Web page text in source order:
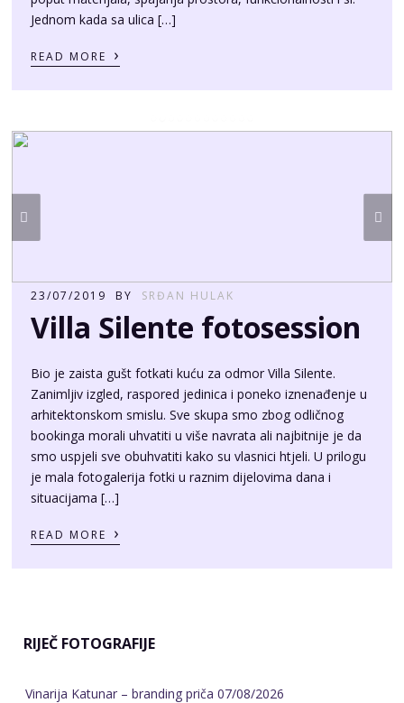
arhitektonskom smislu. Sve skupa smo zbog odličnog
smo uspjeli sve obuhvatiti kako su vlasnici htjeli. U prilogu
situacijama […]
READ MORE ›
RIJEČ FOTOGRAFIJE
Vinarija Katunar – branding priča 07/08/2026
Luxury villa Vinka 07/07/2026